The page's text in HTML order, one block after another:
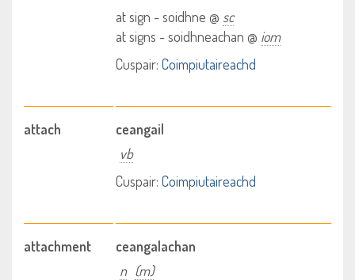
at sign - soidhne @ sc
at signs - soidhneachan @ iom
Cuspair: Coimpiutaireachd
attach
ceangail
vb
Cuspair: Coimpiutaireachd
attachment
ceangalachan
n (m)